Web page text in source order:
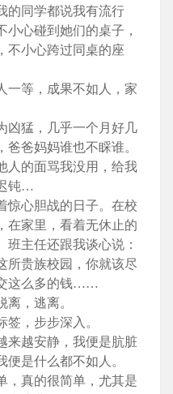
的同学都说我有流行
心碰到她们的桌子，
不小心跨过同桌的座
等，成果不如人，家
猛，几乎一个月好几
爸妈妈谁也不睬谁。
的面骂我没用，给我
钝…
心胆战的日子。在校
在家里，看着无休止的
主任还跟我谈心说：
所贵族校园，你就该尽
这么多的钱……
，逃离。
，步步深入。
越安静，我便是肮脏
是什么都不如人。
真的很简单，尤其是